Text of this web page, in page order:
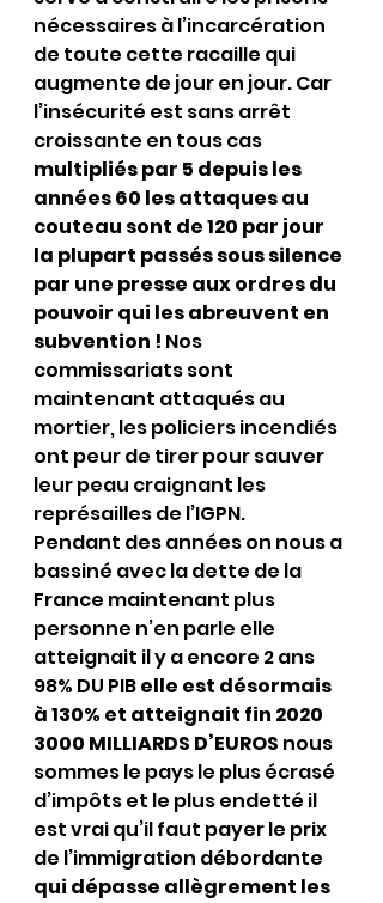
nécessaires à l’incarcération
de toute cette racaille qui
augmente de jour en jour. Car
l’insécurité est sans arrêt
croissante en tous cas
multipliés par 5 depuis les
années 60 les attaques au
couteau sont de 120 par jour
la plupart passés sous silence
par une presse aux ordres du
pouvoir qui les abreuvent en
subvention ! Nos
commissariats sont
maintenant attaqués au
mortier, les policiers incendiés
ont peur de tirer pour sauver
leur peau craignant les
représailles de l’IGPN.
Pendant des années on nous a
bassiné avec la dette de la
France maintenant plus
personne n’en parle elle
atteignait il y a encore 2 ans
98% DU PIB elle est désormais
à 130% et atteignait fin 2020
3000 MILLIARDS D’EUROS nous
sommes le pays le plus écrasé
d’impôts et le plus endetté il
est vrai qu’il faut payer le prix
de l’immigration débordante
qui dépasse allègrement les